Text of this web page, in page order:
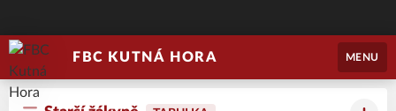
FBC KUTNÁ HORA MENU